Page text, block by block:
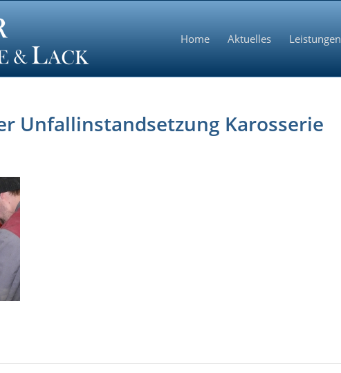
Home Aktuelles Leistungen
Unfallinstandsetzung Karosserie